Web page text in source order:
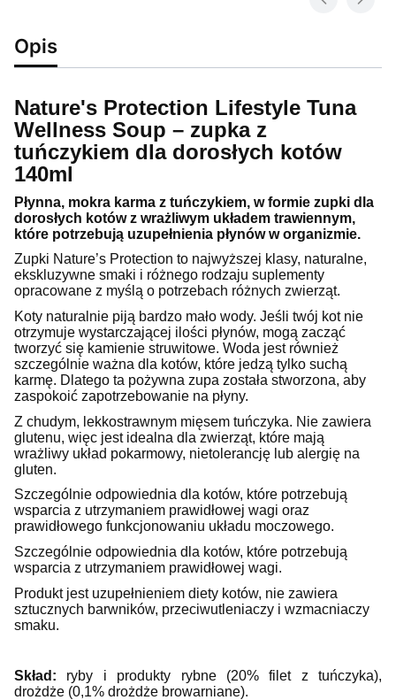
Opis
Nature's Protection Lifestyle Tuna
Wellness Soup – zupka z
tuńczykiem dla dorosłych kotów
140ml
Płynna, mokra karma z tuńczykiem, w formie zupki dla
dorosłych kotów z wrażliwym układem trawiennym,
które potrzebują uzupełnienia płynów w organizmie.
Zupki Nature’s Protection to najwyższej klasy, naturalne,
ekskluzywne smaki i różnego rodzaju suplementy
opracowane z myślą o potrzebach różnych zwierząt.
Koty naturalnie piją bardzo mało wody. Jeśli twój kot nie
otrzymuje wystarczającej ilości płynów, mogą zacząć
tworzyć się kamienie struwitowe. Woda jest również
szczególnie ważna dla kotów, które jedzą tylko suchą
karmę. Dlatego ta pożywna zupa została stworzona, aby
zaspokoić zapotrzebowanie na płyny.
Z chudym, lekkostrawnym mięsem tuńczyka. Nie zawiera
glutenu, więc jest idealna dla zwierząt, które mają
wrażliwy układ pokarmowy, nietolerancję lub alergię na
gluten.
Szczególnie odpowiednia dla kotów, które potrzebują
wsparcia z utrzymaniem prawidłowej wagi oraz
prawidłowego funkcjonowaniu układu moczowego.
Szczególnie odpowiednia dla kotów, które potrzebują
wsparcia z utrzymaniem prawidłowej wagi.
Produkt jest uzupełnieniem diety kotów, nie zawiera
sztucznych barwników, przeciwutleniaczy i wzmacniaczy
smaku.
Skład: ryby i produkty rybne (20% filet z tuńczyka),
drożdże (0,1% drożdże browarniane).